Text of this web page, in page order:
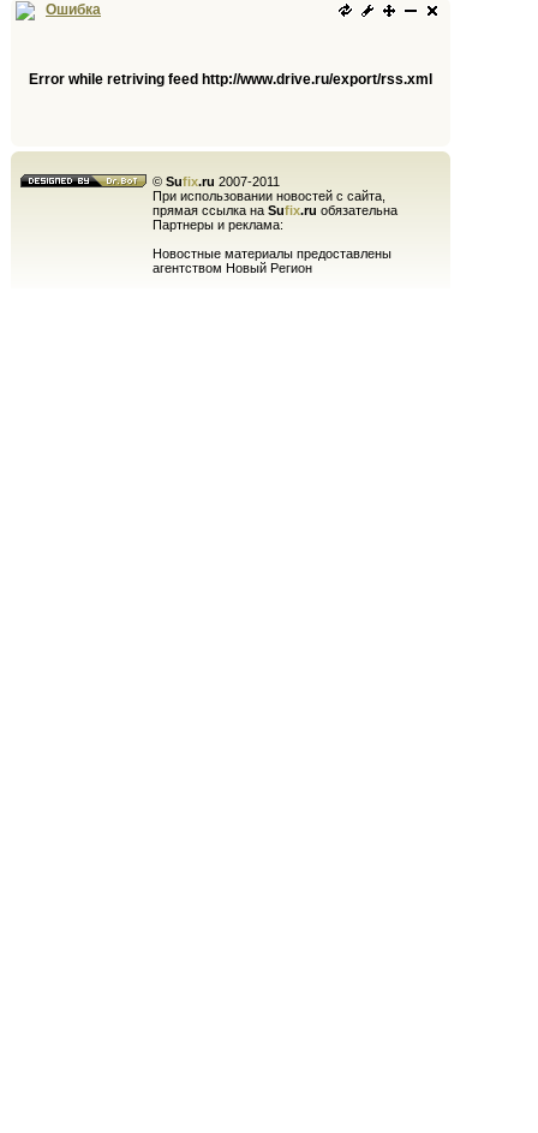
Ошибка
Error while retriving feed http://www.drive.ru/export/rss.xml
© Sufix.ru 2007-2011
При использовании новостей с сайта,
прямая ссылка на Sufix.ru обязательна
Партнеры и реклама:
Новостные материалы предоставлены
агентством Новый Регион